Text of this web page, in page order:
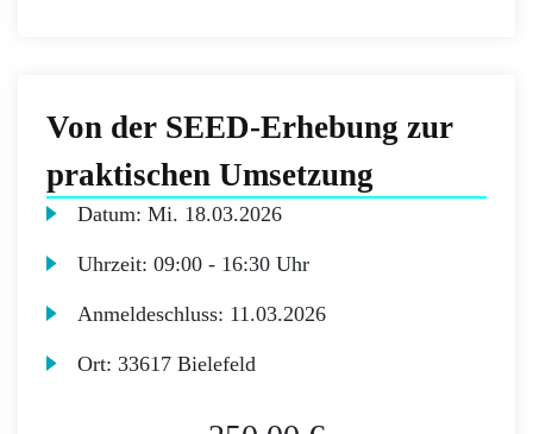
Von der SEED-Erhebung zur
praktischen Umsetzung
Datum:Mi. 18.03.2026
Uhrzeit:09:00 - 16:30 Uhr
Anmeldeschluss: 11.03.2026
Ort:33617 Bielefeld